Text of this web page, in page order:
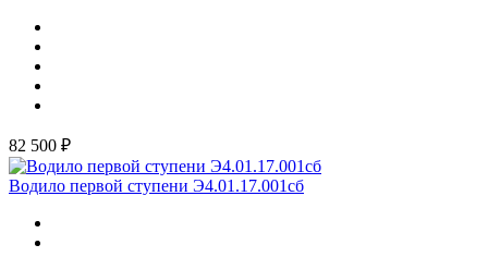
82 500 ₽
Водило первой ступени Э4.01.17.001сб